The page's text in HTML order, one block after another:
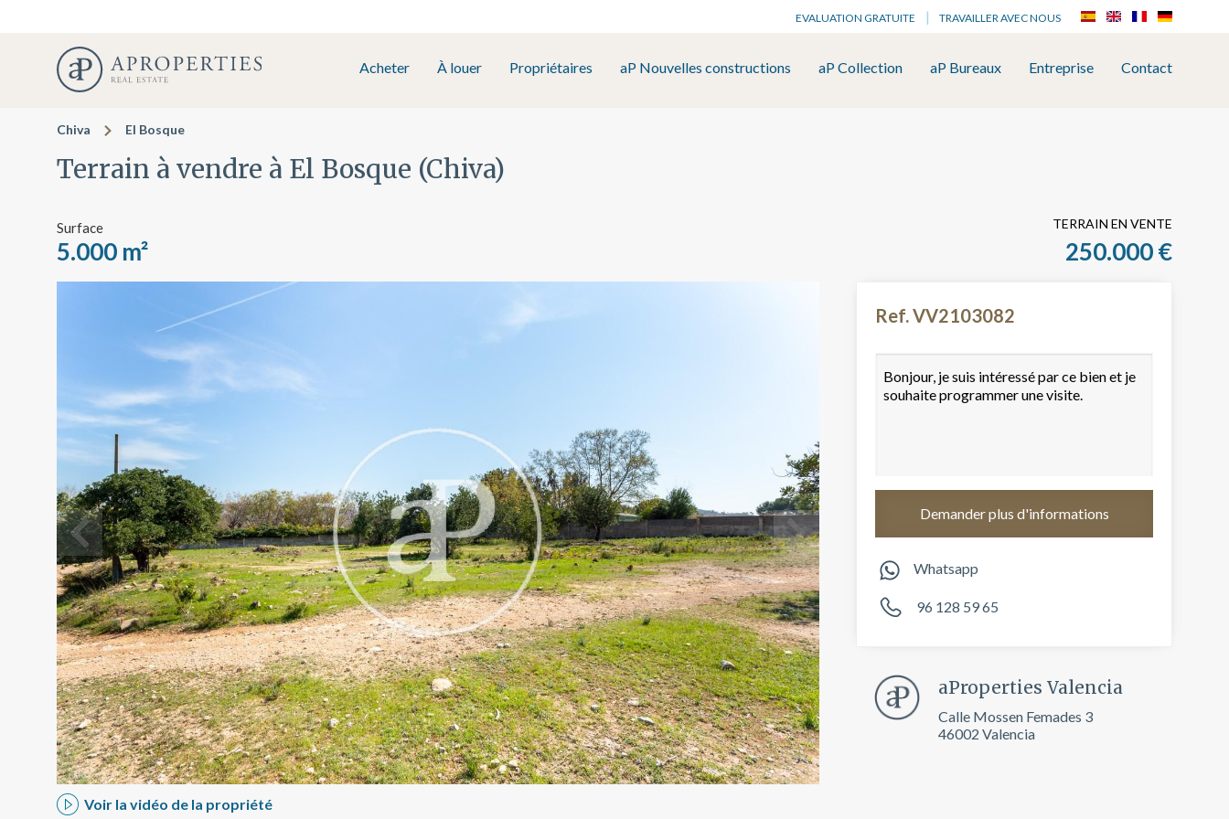
EVALUATION GRATUITE TRAVAILLER AVEC NOUS
Acheter À louer Propriétaires aP Nouvelles constructions aP Collection aP Bureaux Entreprise Contact
Chiva El Bosque
Terrain à vendre à El Bosque (Chiva)
Surface
5.000 m²
TERRAIN EN VENTE
250.000 €
Voir la vidéo de la propriété
Ref. VV2103082
Whatsapp
96 128 59 65
aProperties Valencia
Calle Mossen Femades 3
46002 Valencia
Modifier les cookies
Technique et Fonctionnel
Toujours actif
Ce site Web utilise ses propres cookies pour collecter des informations afin
d'améliorer nos services. Si vous continuez à naviguer, vous acceptez leur installation.
L'utilisateur a la possibilité de configurer son navigateur, pouvant, s'il le souhaite,
empêcher leur installation sur son disque dur, même s'il doit garder à l'esprit qu'une
telle action peut entraîner des difficultés de navigation sur le site.